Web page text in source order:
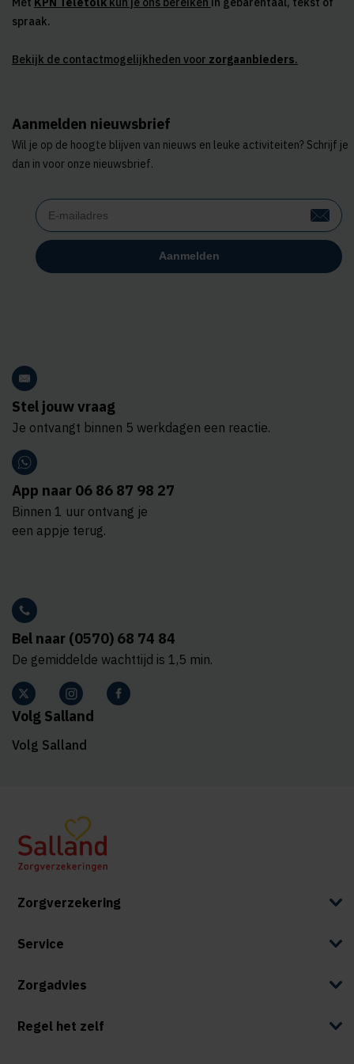
spraak.
Bekijk de contactmogelijkheden voor zorgaanbieders.
Aanmelden nieuwsbrief
Wil je op de hoogte blijven van nieuws en leuke activiteiten? Schrijf je
dan in voor onze nieuwsbrief.
Stel jouw vraag
Je ontvangt binnen 5 werkdagen een reactie.
App naar 06 86 87 98 27
Binnen 1 uur ontvang je
een appje terug.
Bel naar (0570) 68 74 84
De gemiddelde wachttijd is 1,5 min.
Volg Salland
Volg Salland
Zorgverzekering
Service
Zorgadvies
Regel het zelf